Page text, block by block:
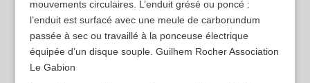
mouvements circulaires. L’enduit grésé ou poncé :
l’enduit est surfacé avec une meule de carborundum
passée à sec ou travaillé à la ponceuse électrique
équipée d’un disque souple. Guilhem Rocher Association
Le Gabion